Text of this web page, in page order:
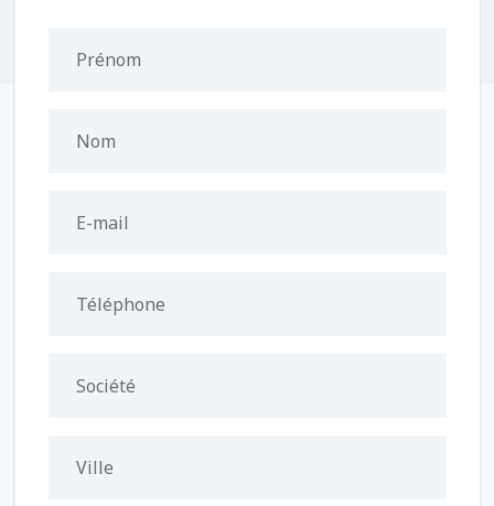
Prénom
Nom
E-mail
Téléphone
Société
Ville